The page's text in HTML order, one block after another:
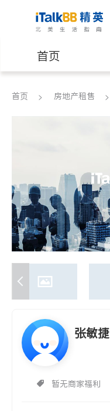
首页
医生
建筑装修
首页 房地产租售
张敏捷
暂无商家福利